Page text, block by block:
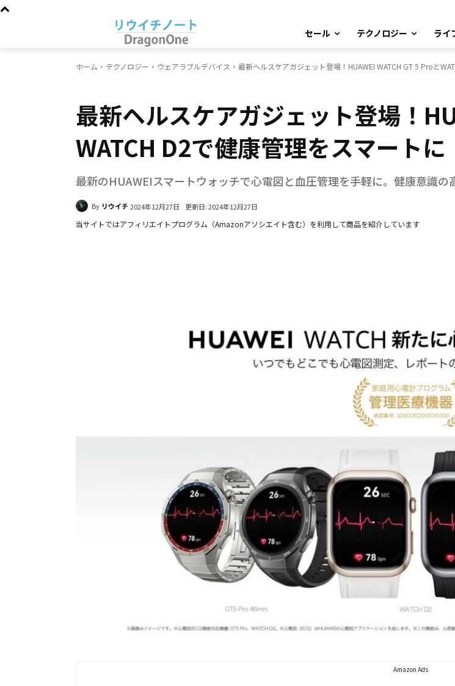
セール テクノロジー ライ
ホーム テクノロジー ウェアラブルデバイス 最新ヘルスケアガジェット登場！HUAWEI WATCH GT 5 Proと
最新ヘルスケアガジェット登場！
WATCH D2で健康管理をスマートに
最新のHUAWEIスマートウォッチで心電図と血圧管理を手軽に。健康意識の
By リウイチ2024年12月27日 更新日:2024年12月27日
当サイトではアフィリエイトプログラム（Amazonアソシエイト含む）を利用して商品を紹介しています
Amazon Ads